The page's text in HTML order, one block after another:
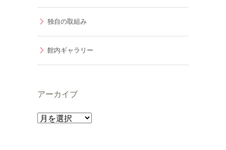
独自の取組み
館内ギャラリー
アーカイブ
ア